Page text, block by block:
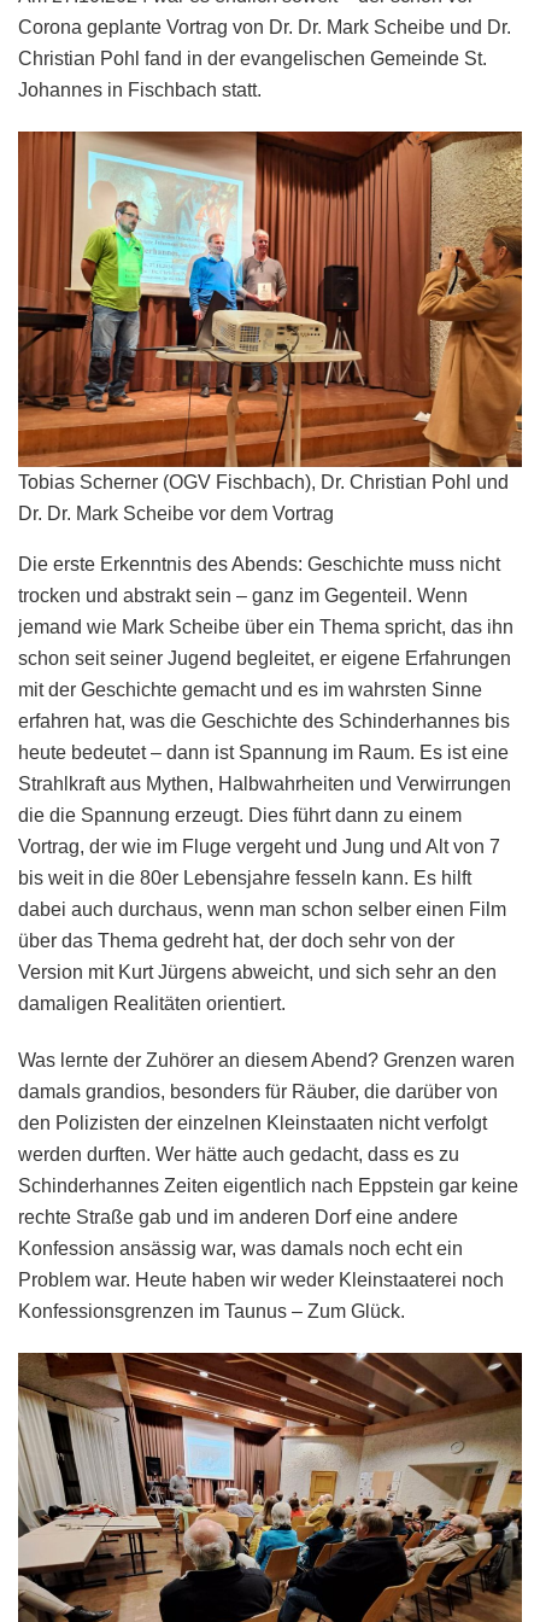
vom
Fischbach
bis
den
Orinoko
Corona geplante Vortrag von Dr. Dr. Mark Scheibe und Dr.
Christian Pohl fand in der evangelischen Gemeinde St.
Johannes in Fischbach statt.
Tobias Scherner (OGV Fischbach), Dr. Christian Pohl und
Dr. Dr. Mark Scheibe vor dem Vortrag
Die erste Erkenntnis des Abends: Geschichte muss nicht
trocken und abstrakt sein – ganz im Gegenteil. Wenn
jemand wie Mark Scheibe über ein Thema spricht, das ihn
schon seit seiner Jugend begleitet, er eigene Erfahrungen
mit der Geschichte gemacht und es im wahrsten Sinne
erfahren hat, was die Geschichte des Schinderhannes bis
heute bedeutet – dann ist Spannung im Raum. Es ist eine
Strahlkraft aus Mythen, Halbwahrheiten und Verwirrungen
die die Spannung erzeugt. Dies führt dann zu einem
Vortrag, der wie im Fluge vergeht und Jung und Alt von 7
bis weit in die 80er Lebensjahre fesseln kann. Es hilft
dabei auch durchaus, wenn man schon selber einen Film
über das Thema gedreht hat, der doch sehr von der
Version mit Kurt Jürgens abweicht, und sich sehr an den
damaligen Realitäten orientiert.
Was lernte der Zuhörer an diesem Abend? Grenzen waren
damals grandios, besonders für Räuber, die darüber von
den Polizisten der einzelnen Kleinstaaten nicht verfolgt
werden durften. Wer hätte auch gedacht, dass es zu
Schinderhannes Zeiten eigentlich nach Eppstein gar keine
rechte Straße gab und im anderen Dorf eine andere
Konfession ansässig war, was damals noch echt ein
Problem war. Heute haben wir weder Kleinstaaterei noch
Konfessionsgrenzen im Taunus – Zum Glück.